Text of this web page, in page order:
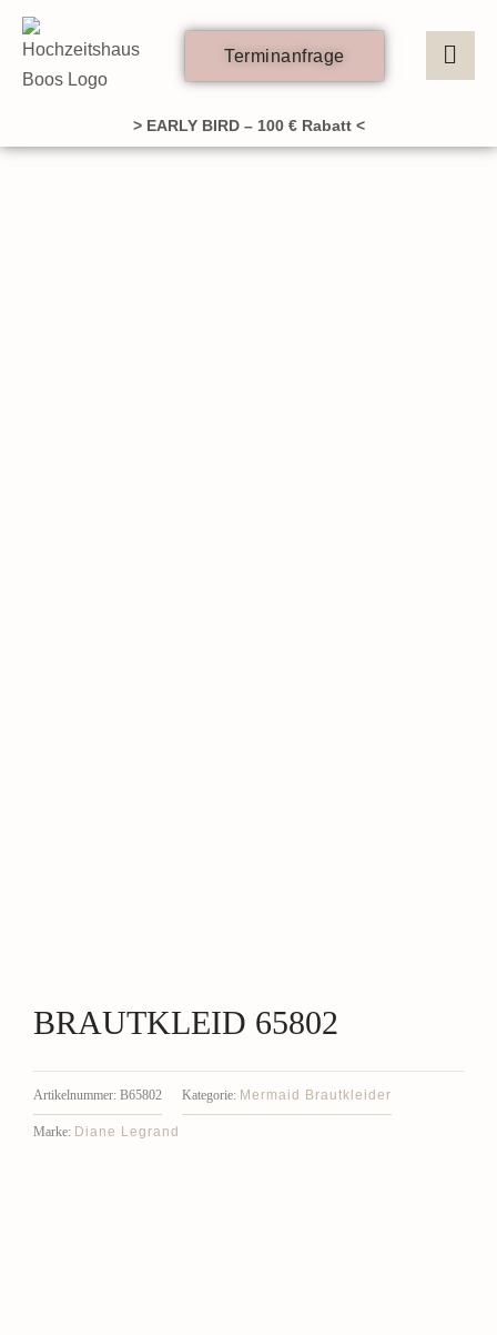
Zum
Inhalt
springen
Terminanfrage
> EARLY BIRD – 100 € Rabatt <
BRAUTKLEID 65802
Artikelnummer: B65802 Kategorie: Mermaid Brautkleider
Marke: Diane Legrand